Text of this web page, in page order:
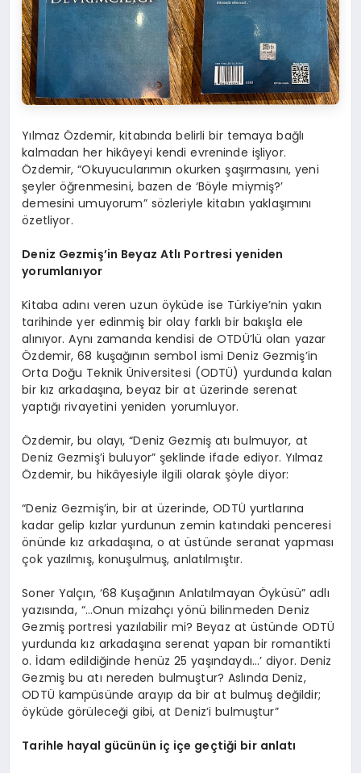
Yılmaz Özdemir, kitabında belirli bir temaya bağlı
kalmadan her hikâyeyi kendi evreninde işliyor.
Özdemir, “Okuyucularımın okurken şaşırmasını, yeni
şeyler öğrenmesini, bazen de ‘Böyle miymiş?’
demesini umuyorum” sözleriyle kitabın yaklaşımını
özetliyor.
Deniz Gezmiş’in Beyaz Atlı Portresi yeniden
yorumlanıyor
Kitaba adını veren uzun öyküde ise Türkiye’nin yakın
tarihinde yer edinmiş bir olay farklı bir bakışla ele
alınıyor. Aynı zamanda kendisi de OTDÜ’lü olan yazar
Özdemir, 68 kuşağının sembol ismi Deniz Gezmiş’in
Orta Doğu Teknik Üniversitesi (ODTÜ) yurdunda kalan
bir kız arkadaşına, beyaz bir at üzerinde serenat
yaptığı rivayetini yeniden yorumluyor.
Özdemir, bu olayı, “Deniz Gezmiş atı bulmuyor, at
Deniz Gezmiş’i buluyor” şeklinde ifade ediyor. Yılmaz
Özdemir, bu hikâyesiyle ilgili olarak şöyle diyor:
“Deniz Gezmiş’in, bir at üzerinde, ODTÜ yurtlarına
kadar gelip kızlar yurdunun zemin katındaki penceresi
önünde kız arkadaşına, o at üstünde seranat yapması
çok yazılmış, konuşulmuş, anlatılmıştır.
Soner Yalçın, ‘68 Kuşağının Anlatılmayan Öyküsü” adlı
yazısında, “…Onun mizahçı yönü bilinmeden Deniz
Gezmiş portresi yazılabilir mi? Beyaz at üstünde ODTÜ
yurdunda kız arkadaşına serenat yapan bir romantikti
o. İdam edildiğinde henüz 25 yaşındaydı…’ diyor. Deniz
Gezmiş bu atı nereden bulmuştur? Aslında Deniz,
ODTÜ kampüsünde arayıp da bir at bulmuş değildir;
öyküde görüleceği gibi, at Deniz’i bulmuştur”
Tarihle hayal gücünün iç içe geçtiği bir anlatı